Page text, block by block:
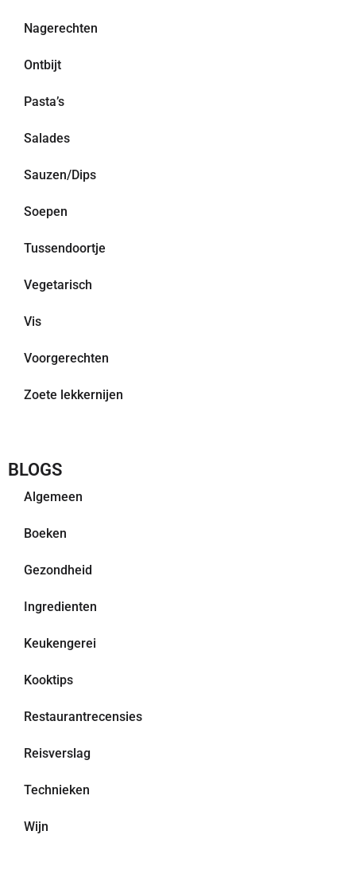
Nagerechten
Ontbijt
Pasta’s
Salades
Sauzen/Dips
Soepen
Tussendoortje
Vegetarisch
Vis
Voorgerechten
Zoete lekkernijen
BLOGS
Algemeen
Boeken
Gezondheid
Ingredienten
Keukengerei
Kooktips
Restaurantrecensies
Reisverslag
Technieken
Wijn